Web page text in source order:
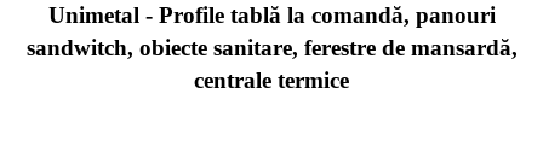
Unimetal - Profile tablă la comandă, panouri
sandwitch, obiecte sanitare, ferestre de mansardă,
centrale termice